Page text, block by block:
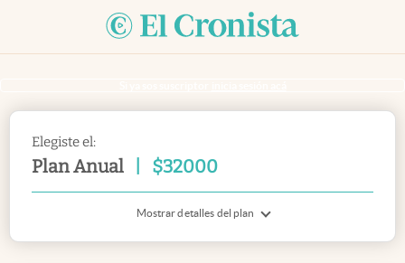
Elegiste el:
Plan Anual $32000
Mostrar detalles del plan